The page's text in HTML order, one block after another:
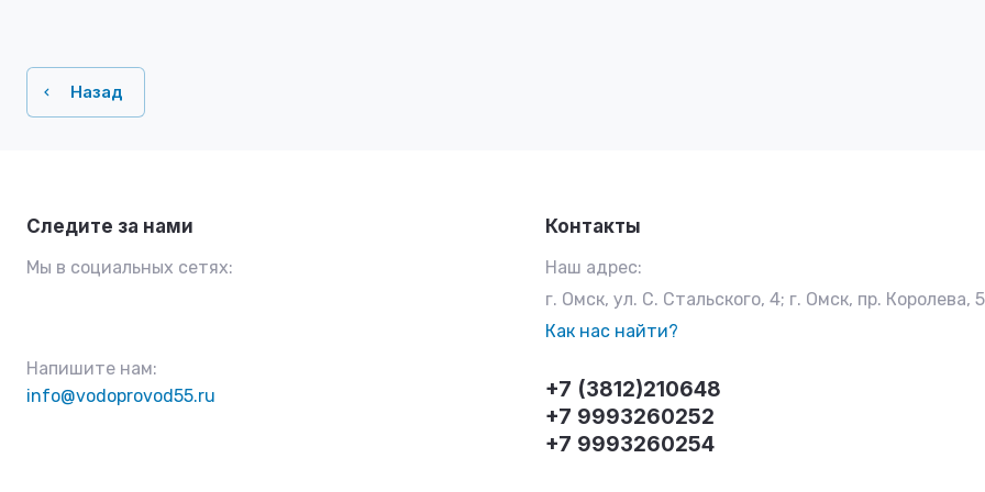
Назад
Следите за нами
Мы в социальных сетях:
Напишите нам:
info@vodoprovod55.ru
Контакты
Наш адрес:
г. Омск, ул. С. Стальского, 4; г. Омск, пр. Королева,
Как нас найти?
+7 (3812)210648
+7 9993260252
+7 9993260254